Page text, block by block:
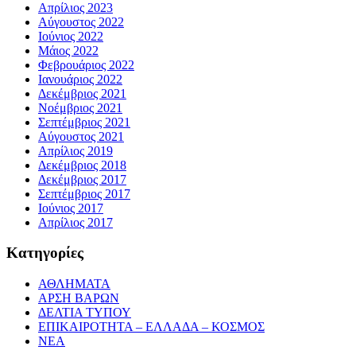
Απρίλιος 2023
Αύγουστος 2022
Ιούνιος 2022
Μάιος 2022
Φεβρουάριος 2022
Ιανουάριος 2022
Δεκέμβριος 2021
Νοέμβριος 2021
Σεπτέμβριος 2021
Αύγουστος 2021
Απρίλιος 2019
Δεκέμβριος 2018
Δεκέμβριος 2017
Σεπτέμβριος 2017
Ιούνιος 2017
Απρίλιος 2017
Κατηγορίες
ΑΘΛΗΜΑΤΑ
ΑΡΣΗ ΒΑΡΩΝ
ΔΕΛΤΙΑ ΤΥΠΟΥ
ΕΠΙΚΑΙΡΟΤΗΤΑ – ΕΛΛΑΔΑ – ΚΟΣΜΟΣ
ΝΕΑ